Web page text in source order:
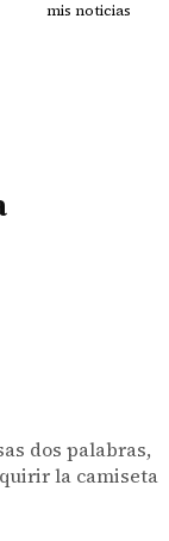
mis noticias
dos palabras,
la camiseta